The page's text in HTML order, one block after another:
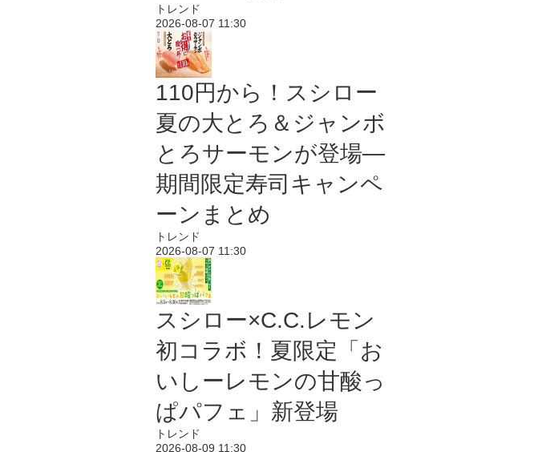
トレンド
2026-08-07 11:30
110円から！スシロー
夏の大とろ＆ジャンボ
とろサーモンが登場―
期間限定寿司キャンペ
ーンまとめ
トレンド
2026-08-07 11:30
スシロー×C.C.レモン
初コラボ！夏限定「お
いしーレモンの甘酸っ
ぱパフェ」新登場
トレンド
2026-08-09 11:30